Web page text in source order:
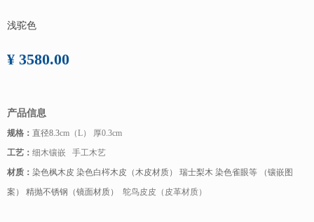
浅驼色
¥ 3580.00
产品信息
规格： 直径8.3cm（L） 厚0.3cm
工艺： 细木镶嵌 手工木艺
材质： 染色枫木皮 染色白梣木皮（木皮材质） 瑞士梨木 染色雀眼等 （镶嵌图
案） 精抛不锈钢（镜面材质）
鸵鸟皮皮（皮革材质）